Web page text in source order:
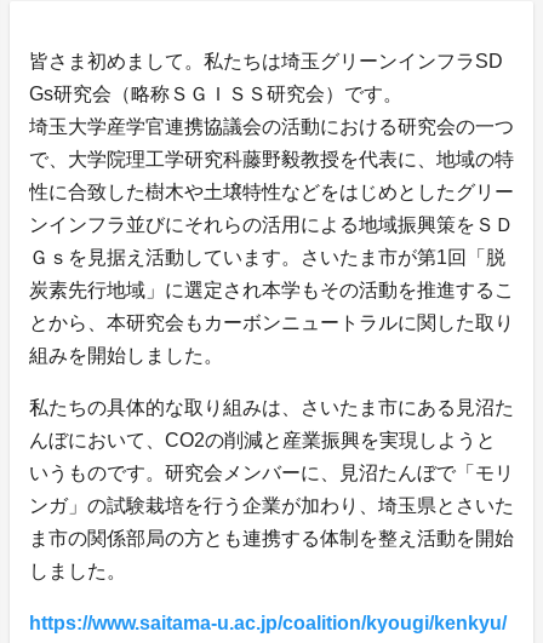
皆さま初めまして。私たちは埼玉グリーンインフラSD
Gs研究会（略称ＳＧＩＳＳ研究会）です。
埼玉大学産学官連携協議会の活動における研究会の一つ
で、大学院理工学研究科藤野毅教授を代表に、地域の特
性に合致した樹木や土壌特性などをはじめとしたグリー
ンインフラ並びにそれらの活用による地域振興策をＳＤ
Ｇｓを見据え活動しています。さいたま市が第1回「脱
炭素先行地域」に選定され本学もその活動を推進するこ
とから、本研究会もカーボンニュートラルに関した取り
組みを開始しました。
私たちの具体的な取り組みは、さいたま市にある見沼た
んぼにおいて、CO2の削減と産業振興を実現しようと
いうものです。研究会メンバーに、見沼たんぼで「モリ
ンガ」の試験栽培を行う企業が加わり、埼玉県とさいた
ま市の関係部局の方とも連携する体制を整え活動を開始
しました。
https://www.saitama-u.ac.jp/coalition/kyougi/kenkyu/